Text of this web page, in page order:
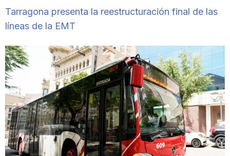
t
e
T
audio
Tarragona presenta la reestructuración final de las
líneas de la EMT